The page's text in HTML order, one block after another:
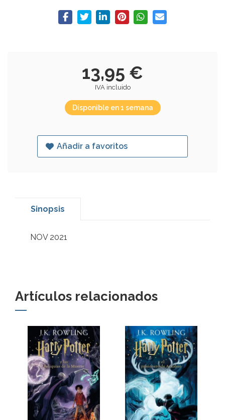
13,95 €
IVA incluido
Disponible en 1 semana
Añadir a favoritos
Sinopsis
NOV 2021
Artículos relacionados